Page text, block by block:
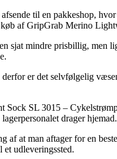
til en pakkeshop,
af GripGrab Merino
sjat mindre prisbillig, men
er det selvfølgelig
SL 3015 –
drager hjemad.
at man aftager for en
udleveringssted.